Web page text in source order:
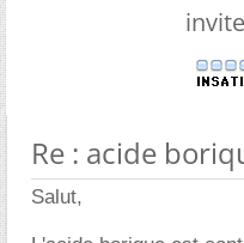
Re : acide
Salut,